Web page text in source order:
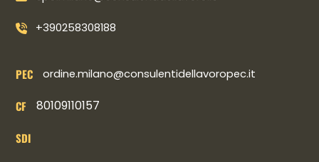
+390258308188
PEC ordine.milano@consulentidellavoropec.it
CF 80109110157
SDI